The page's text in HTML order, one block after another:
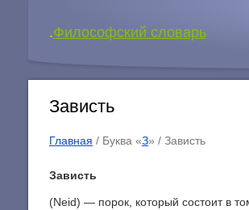
.Философский словарь
Зависть
Главная / Буква «З» / Зависть
Зависть
(Neid) — порок, который состоит в